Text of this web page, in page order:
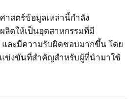
าสตร์ข้อมูลเหล่านี้กำลัง
ลิตให้เป็นอุตสาหกรรมที่มี
ละมีความรับผิดชอบมากขึ้น โดย
ข่งขันที่สำคัญสำหรับผู้ที่นำมาใช้